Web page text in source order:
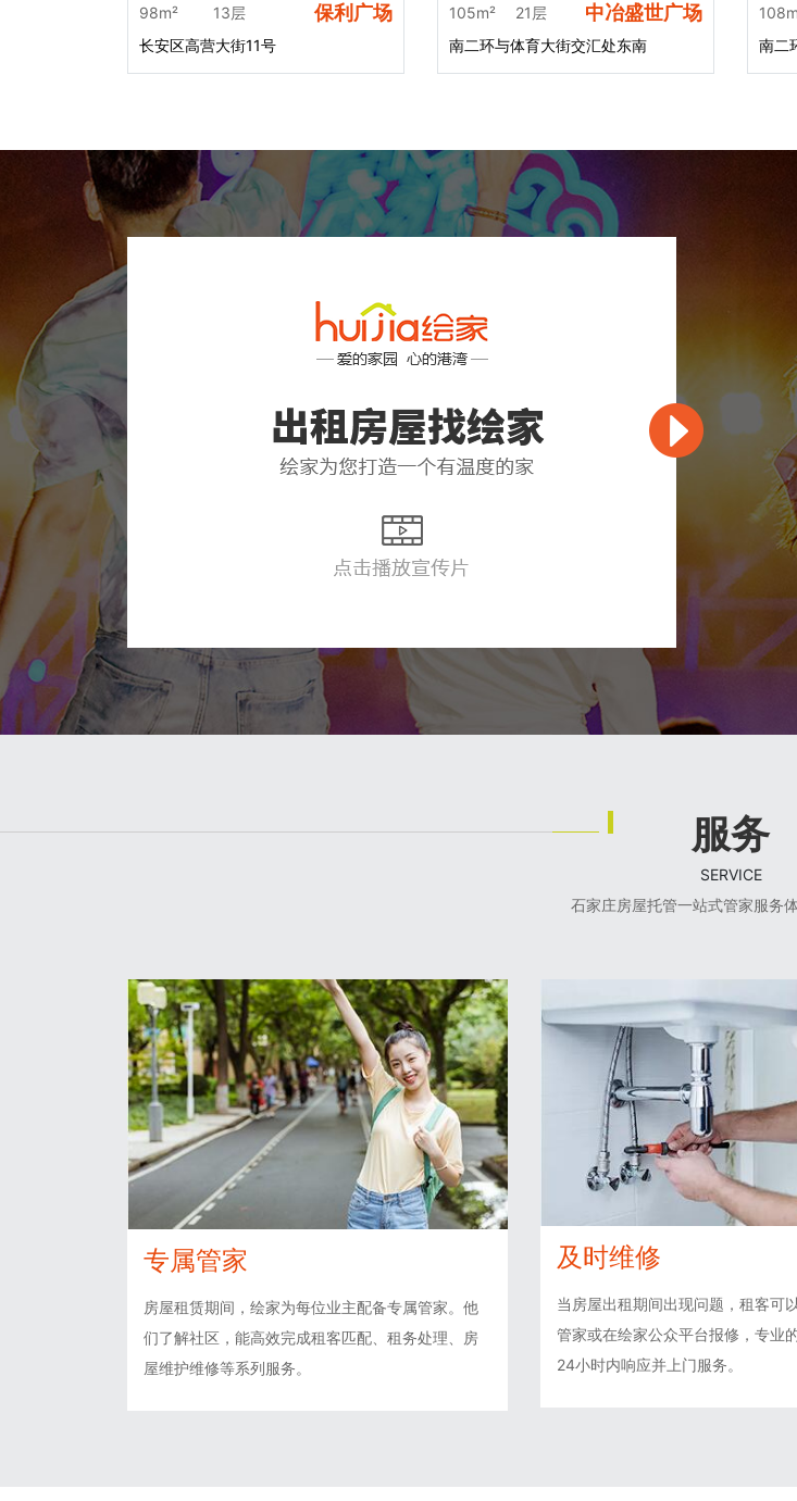
98m² 13层 保利广场
长安区高营大街11号
105m² 21层 中冶盛世广场
南二环与体育大街交汇处东南 南二
服务
SERVICE
石家庄房屋托管一站式管家服务
专属管家
房屋租赁期间，绘家为每位业主配备专属管家。他
们了解社区，能高效完成租客匹配、租务处理、房
屋维护维修等系列服务。
及时维修
当房屋出租期间出现问题，租客可
管家或在绘家公众平台报修，专业
24小时内响应并上门服务。